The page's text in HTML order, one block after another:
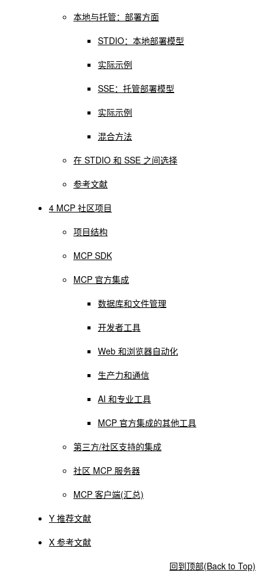
本地与托管：部署方面
STDIO：本地部署模型
实际示例
SSE：托管部署模型
实际示例
混合方法
在 STDIO 和 SSE 之间选择
参考文献
4 MCP 社区项目
项目结构
MCP SDK
MCP 官方集成
数据库和文件管理
开发者工具
Web 和浏览器自动化
生产力和通信
AI 和专业工具
MCP 官方集成的其他工具
第三方/社区支持的集成
社区 MCP 服务器
MCP 客户端(汇总)
Y 推荐文献
X 参考文献
回到顶部(Back to Top)